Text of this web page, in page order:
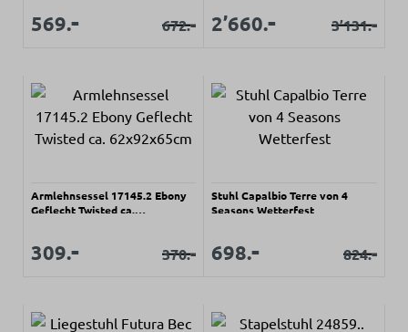
Verkaufspreis:
569.- Regulärer Preis:
672.- Verkaufspreis:
2’660.- Regulärer
3’131.-
Armlehnsessel 17145.2 Ebony
Geflecht Twisted ca.
Verkaufspreis:
309.- Regulärer Preis:
370.-
Stuhl Capalbio Terre von 4
Seasons Wetterfest
Verkaufspreis:
698.- Regulärer
824.-